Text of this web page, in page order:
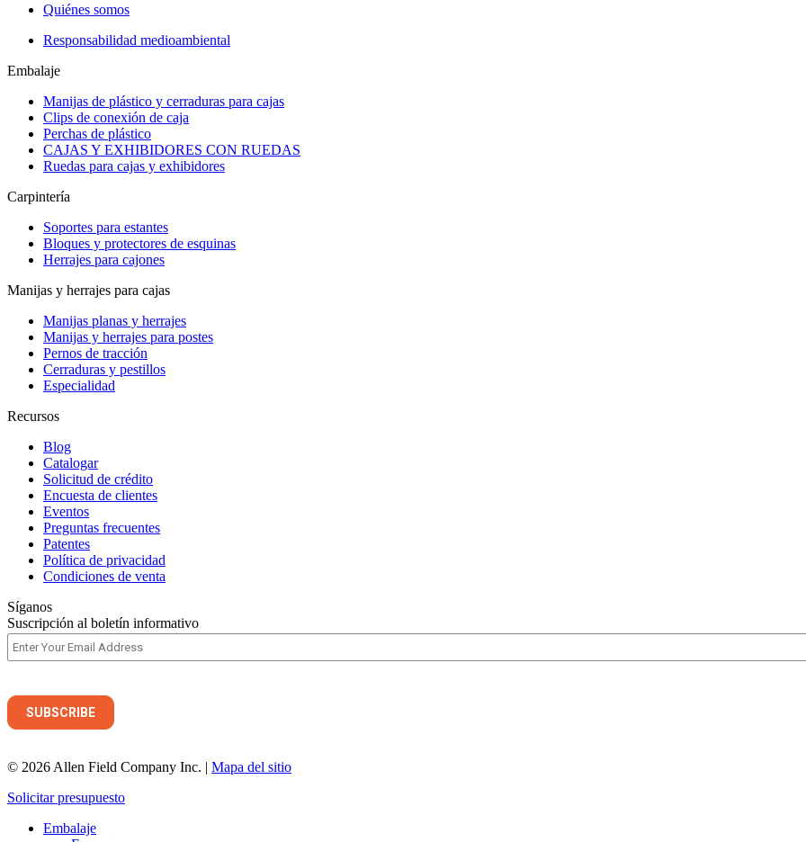
Quiénes somos
Responsabilidad medioambiental
Embalaje
Manijas de plástico y cerraduras para cajas
Clips de conexión de caja
Perchas de plástico
CAJAS Y EXHIBIDORES CON RUEDAS
Ruedas para cajas y exhibidores
Carpintería
Soportes para estantes
Bloques y protectores de esquinas
Herrajes para cajones
Manijas y herrajes para cajas
Manijas planas y herrajes
Manijas y herrajes para postes
Pernos de tracción
Cerraduras y pestillos
Especialidad
Recursos
Blog
Catalogar
Solicitud de crédito
Encuesta de clientes
Eventos
Preguntas frecuentes
Patentes
Política de privacidad
Condiciones de venta
Síganos
Suscripción al boletín informativo
© 2026 Allen Field Company Inc. | Mapa del sitio
Solicitar presupuesto
Embalaje